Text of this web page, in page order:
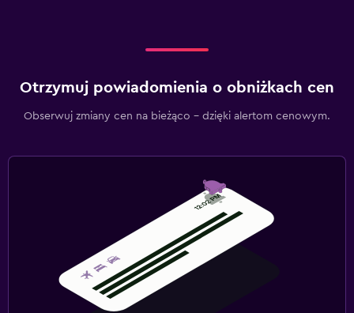
Otrzymuj powiadomienia o obniżkach cen
Obserwuj zmiany cen na bieżąco – dzięki alertom cenowym.